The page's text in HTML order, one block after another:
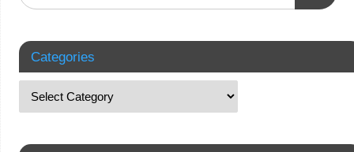
Categories